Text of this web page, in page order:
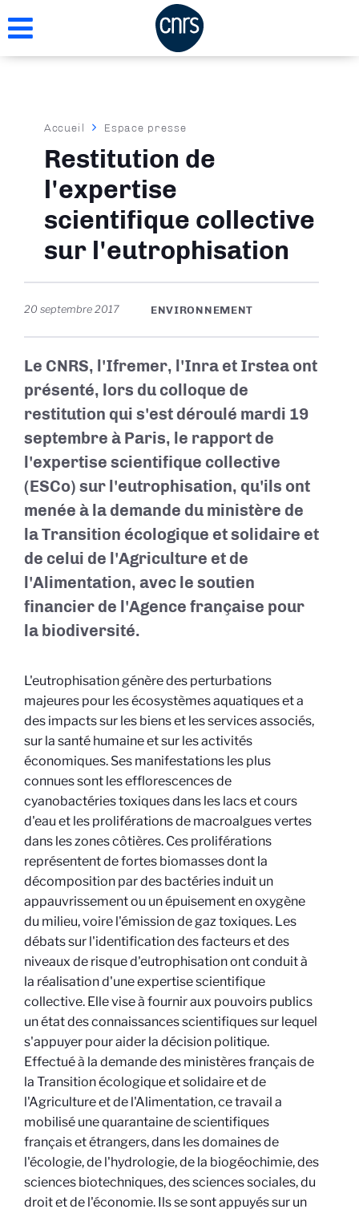
au
Fil
d'Ariane
Accueil Espace presse
Restitution de
l'expertise
scientifique collective
sur l'eutrophisation
20 septembre 2017 ENVIRONNEMENT
Le CNRS, l'Ifremer, l'Inra et Irstea ont
présenté, lors du colloque de
restitution qui s'est déroulé mardi 19
septembre à Paris, le rapport de
l'expertise scientifique collective
(ESCo) sur l'eutrophisation, qu'ils ont
menée à la demande du ministère de
la Transition écologique et solidaire et
de celui de l'Agriculture et de
l'Alimentation, avec le soutien
financier de l'Agence française pour
la biodiversité.
L'eutrophisation génère des perturbations
majeures pour les écosystèmes aquatiques et a
des impacts sur les biens et les services associés,
sur la santé humaine et sur les activités
économiques. Ses manifestations les plus
connues sont les efflorescences de
cyanobactéries toxiques dans les lacs et cours
d'eau et les proliférations de macroalgues vertes
dans les zones côtières. Ces proliférations
représentent de fortes biomasses dont la
décomposition par des bactéries induit un
appauvrissement ou un épuisement en oxygène
du milieu, voire l'émission de gaz toxiques. Les
débats sur l'identification des facteurs et des
niveaux de risque d'eutrophisation ont conduit à
la réalisation d'une expertise scientifique
collective. Elle vise à fournir aux pouvoirs publics
un état des connaissances scientifiques sur lequel
s'appuyer pour aider la décision politique.
Effectué à la demande des ministères français de
la Transition écologique et solidaire et de
l'Agriculture et de l'Alimentation, ce travail a
mobilisé une quarantaine de scientifiques
français et étrangers, dans les domaines de
l'écologie, de l'hydrologie, de la biogéochimie, des
sciences biotechniques, des sciences sociales, du
droit et de l'économie. Ils se sont appuyés sur un